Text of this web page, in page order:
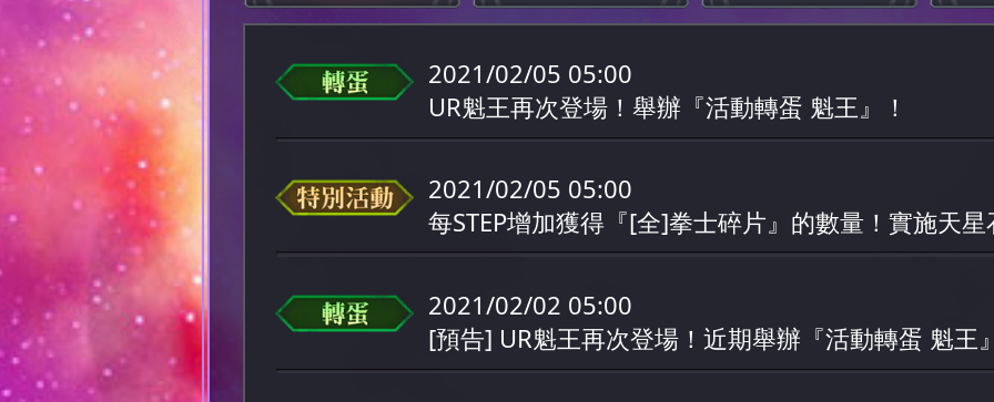
2021/02/05 05:00
UR魁王再次登場！舉辦『活動轉蛋 魁王』！
2021/02/05 05:00
每STEP增加獲得『[全]拳士碎片』的數量！實施天
2021/02/02 05:00
[預告] UR魁王再次登場！近期舉辦『活動轉蛋 魁王